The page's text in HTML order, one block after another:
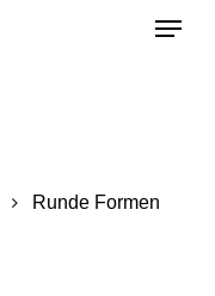
Menu
Runde Formen